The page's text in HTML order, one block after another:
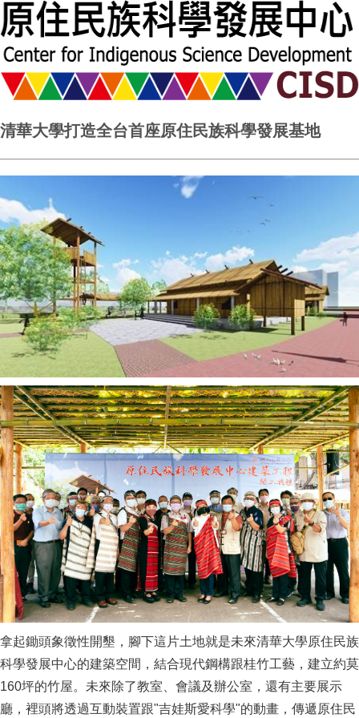
清華大學打造全台首座原住民族科學發展基地
拿起鋤頭象徵性開墾，腳下這片土地就是未來清華大學原住民族
科學發展中心的建築空間，結合現代鋼構跟桂竹工藝，建立約莫
160坪的竹屋。未來除了教室、會議及辦公室，還有主要展示
廳，裡頭將透過互動裝置跟"吉娃斯愛科學"的動畫，傳遞原住民